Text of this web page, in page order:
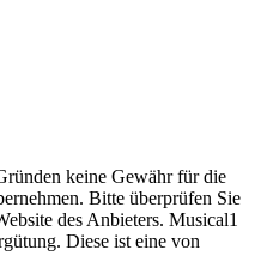
keine Gewähr für die
Bitte überprüfen Sie
des Anbieters. Musical1
Diese ist eine von